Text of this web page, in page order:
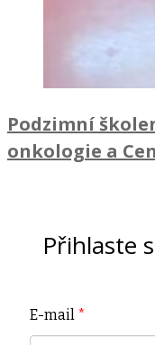
Podzimní
onkologie a
Přihlaste
E-mail *